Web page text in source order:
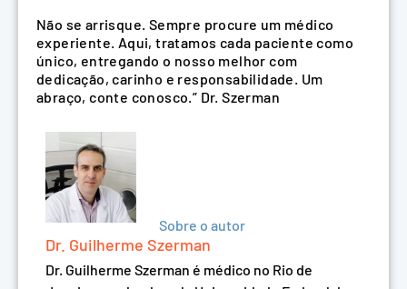
Não se arrisque. Sempre procure um médico
experiente. Aqui, tratamos cada paciente como
único, entregando o nosso melhor com
dedicação, carinho e responsabilidade. Um
abraço, conte conosco.” Dr. Szerman
Sobre o autor
Dr. Guilherme Szerman
Dr. Guilherme Szerman é médico no Rio de